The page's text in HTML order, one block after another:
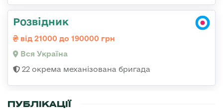
Розвідник
від 21000 до 190000 грн
Вся Україна
22 окрема механізована бригада
ПУБЛІКАЦІЇ